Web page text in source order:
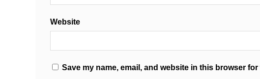
Website
Save my name, email, and website in this browser